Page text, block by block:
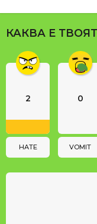
и
р
д
P
a
g
n
i
o
КАКВА Е
2
HATE
0
VOMIT